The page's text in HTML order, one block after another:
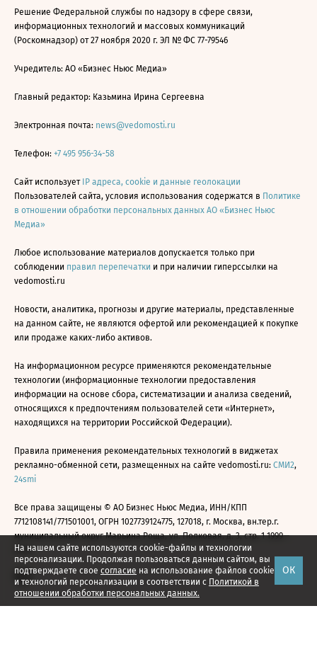
На нашем сайте используются cookie-файлы и технологии
персонализации. Продолжая пользоваться данным сайтом, вы
подтверждаете свое согласие на использование файлов cookie
и технологий персонализации в соответствии с Политикой в
отношении обработки персональных данных.
ОК
Решение Федеральной службы по надзору в сфере связи,
информационных технологий и массовых коммуникаций
(Роскомнадзор) от 27 ноября 2020 г. ЭЛ № ФС 77-79546
Учредитель: АО «Бизнес Ньюс Медиа»
Главный редактор: Казьмина Ирина Сергеевна
Электронная почта: news@vedomosti.ru
Телефон: +7 495 956-34-58
Сайт использует IP адреса, cookie и данные геолокации
Пользователей сайта, условия использования содержатся в Политике
в отношении обработки персональных данных АО «Бизнес Ньюс
Медиа»
Любое использование материалов допускается только при
соблюдении правил перепечатки и при наличии гиперссылки на
vedomosti.ru
Новости, аналитика, прогнозы и другие материалы, представленные
на данном сайте, не являются офертой или рекомендацией к покупке
или продаже каких-либо активов.
На информационном ресурсе применяются рекомендательные
технологии (информационные технологии предоставления
информации на основе сбора, систематизации и анализа сведений,
относящихся к предпочтениям пользователей сети «Интернет»,
находящихся на территории Российской Федерации).
Правила применения рекомендательных технологий в виджетах
рекламно-обменной сети, размещенных на сайте vedomosti.ru: СМИ2,
24smi
Все права защищены © АО Бизнес Ньюс Медиа, ИНН/КПП
7712108141/771501001, ОГРН 1027739124775, 127018, г. Москва, вн.тер.г.
муниципальный округ Марьина Роща, ул. Полковая, д. 3, стр. 1 1999—
2026